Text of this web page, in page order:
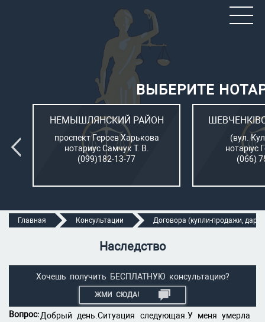
ВЫБЕРИТЕ
НЕМЫШЛЯНСКИЙ РАЙОН
проспект Героев Харькова
нотариус Самчук Т. В.
(099)182-13-77
(вул.
нотаріус
(066)
Главная Консультации Договора (купли-продажи,
Наследство
Хочешь получить БЕСПЛАТНУЮ консультацию?
ЖМИ СЮДА!
Вопрос:Добрый день.Ситуация следующая.У меня умерла